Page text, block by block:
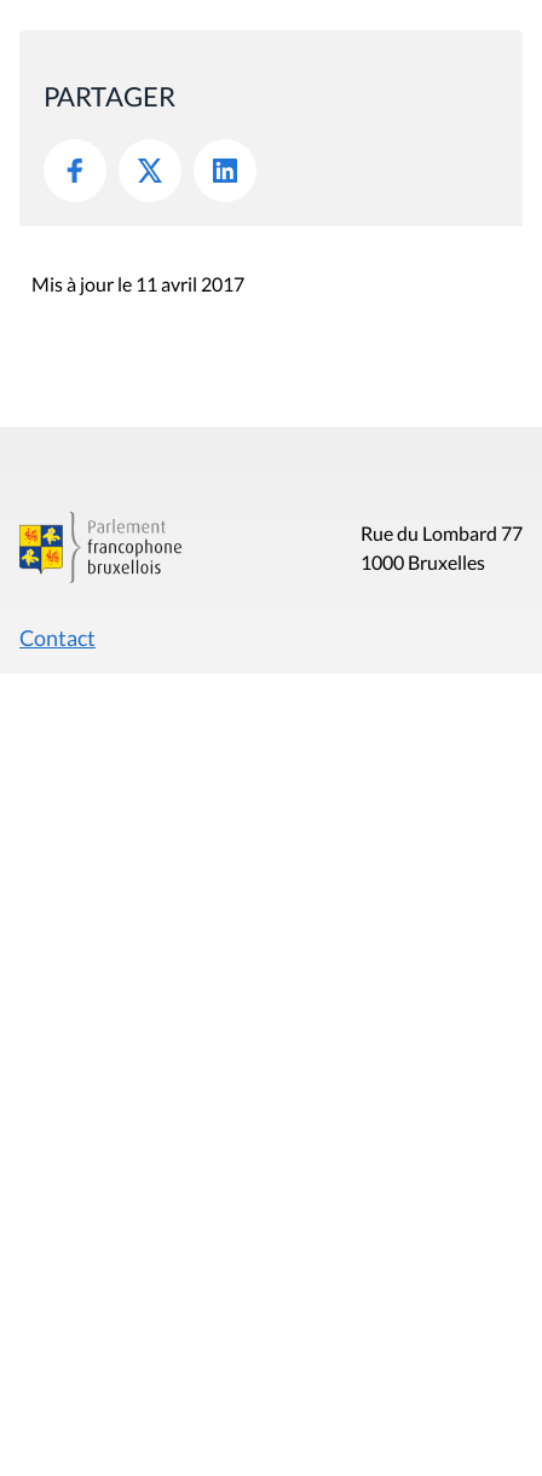
PARTAGER
Mis à jour le 11 avril 2017
Rue du Lombard 77
1000 Bruxelles
Contact